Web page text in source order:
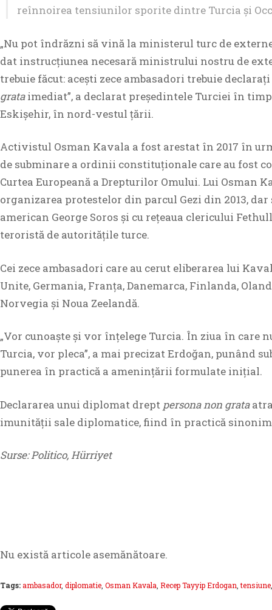
reînnoirea tensiunilor sporite dintre Turcia și
„Nu pot îndrăzni să vină la ministerul turc de
dat instrucțiunea necesară ministrului nostru de
trebuie făcut: acești zece ambasadori trebuie declarați
grataimediat”, a declarat președintele Turciei în
Eskișehir, în nord-vestul țării.
Activistul Osman Kavala a fost arestat în 2017 în
de subminare a ordinii constituționale care au fost
Curtea Europeană a Drepturilor Omului. Lui Osman
organizarea protestelor din parcul Gezi din 2013,
american George Soros și cu rețeaua clericului
teroristă de autoritățile turce.
Cei zece ambasadori care au cerut eliberarea lui
Unite, Germania, Franța, Danemarca, Finlanda,
Norvegia și Noua Zeelandă.
„Vor cunoaște și vor înțelege Turcia. În ziua în care
Turcia, vor pleca”, a mai precizat Erdoğan, punând
punerea în practică a amenințării formulate inițial.
Declararea unui diplomat drept persona non grata
imunității sale diplomatice, fiind în practică
Surse: Politico, Hürriyet
Nu există articole asemănătoare.
Tags:ambasador, diplomatie Osman Kavala Recep Tayyip Erdogan ,tensiune